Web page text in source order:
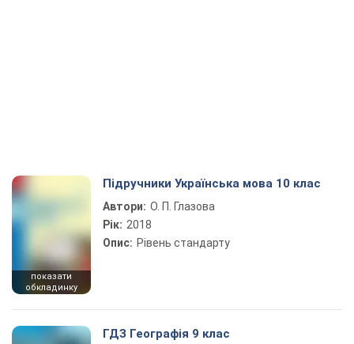
показати
обкладинку
Підручники Українська мова 10 клас
Автори: О. П. Глазова
Рік: 2018
Опис: Рівень стандарту
ГДЗ Географія 9 клас